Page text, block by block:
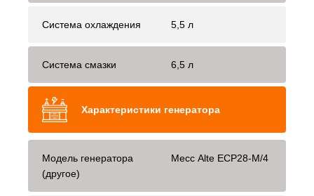
Система охлаждения 5,5 л
Система смазки 6,5 л
Характеристики генератора
Модель генератора
(другое)
Mecc Alte ЕСР28-М/4